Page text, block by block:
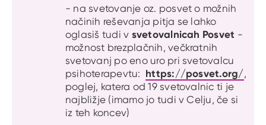
- na svetovanje oz. posvet o možnih
načinih reševanja pitja se lahko
oglasiš tudi v svetovalnicah Posvet -
možnost brezplačnih, večkratnih
svetovanj po eno uro pri svetovalcu
psihoterapevtu: https://posvet.org/,
poglej, katera od 19 svetovalnic ti je
najbližje (imamo jo tudi v Celju, če si
iz teh koncev)